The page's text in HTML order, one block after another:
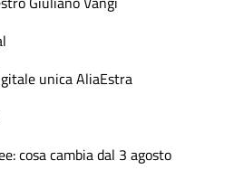
unica AliaEstra
cosa cambia dal 3 agosto